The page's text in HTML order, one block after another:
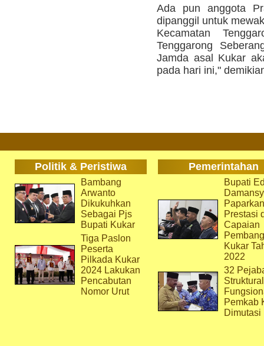
Ada pun anggota
dipanggil untuk
Kecamatan
Tenggarong
Jamda asal Kukar
pada hari ini,"
Politik & Peristiwa Pemerintahan
Bambang
Arwanto
Dikukuhkan
Sebagai Pjs
Bupati Kukar
Tiga Paslon
Peserta
Pilkada Kukar
2024 Lakukan
Pencabutan
Nomor Urut
Bupati
Paparkan
Prestasi
Capaian
Kukar
2022
32
Pemkab
Dimutasi